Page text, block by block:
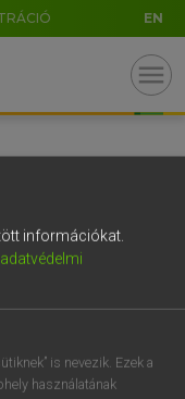
EN
menu
információkat.
adatvédelmi
is nevezik. Ezek a
használatának
- AltGr